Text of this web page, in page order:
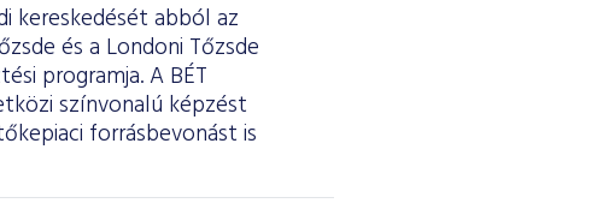
kereskedését abból az
és a Londoni Tőzsde
programja. A BÉT
színvonalú képzést
forrásbevonást is